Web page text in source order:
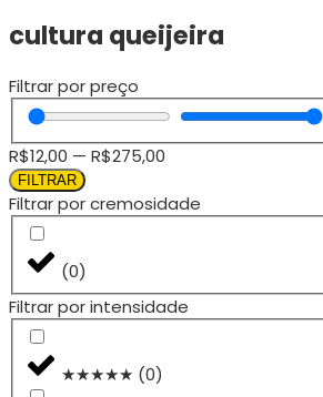
cultura queijeira
Filtrar por preço
R$12,00 — R$275,00
FILTRAR
Filtrar por cremosidade
(0)
Filtrar por intensidade
★★★★★ (0)